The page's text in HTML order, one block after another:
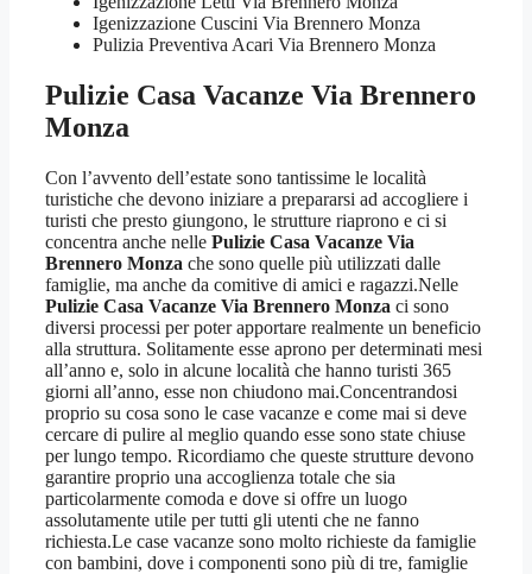
Igenizzazione Cuscini Via Brennero Monza
Pulizia Preventiva Acari Via Brennero Monza
Pulizie Casa Vacanze Via Brennero
Monza
Con l’avvento dell’estate sono tantissime le località
turistiche che devono iniziare a prepararsi ad accogliere i
turisti che presto giungono, le strutture riaprono e ci si
concentra anche nelle Pulizie Casa Vacanze Via
Brennero Monza che sono quelle più utilizzati dalle
famiglie, ma anche da comitive di amici e ragazzi.Nelle
Pulizie Casa Vacanze Via Brennero Monza ci sono
diversi processi per poter apportare realmente un beneficio
alla struttura. Solitamente esse aprono per determinati mesi
all’anno e, solo in alcune località che hanno turisti 365
giorni all’anno, esse non chiudono mai.Concentrandosi
proprio su cosa sono le case vacanze e come mai si deve
cercare di pulire al meglio quando esse sono state chiuse
per lungo tempo. Ricordiamo che queste strutture devono
garantire proprio una accoglienza totale che sia
particolarmente comoda e dove si offre un luogo
assolutamente utile per tutti gli utenti che ne fanno
richiesta.Le case vacanze sono molto richieste da famiglie
con bambini, dove i componenti sono più di tre, famiglie